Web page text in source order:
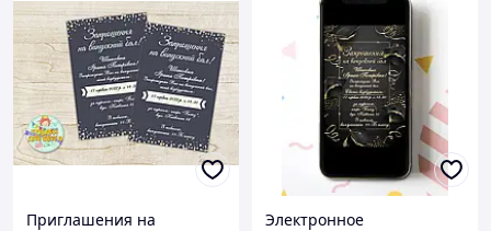
Приглашения на
Электронное